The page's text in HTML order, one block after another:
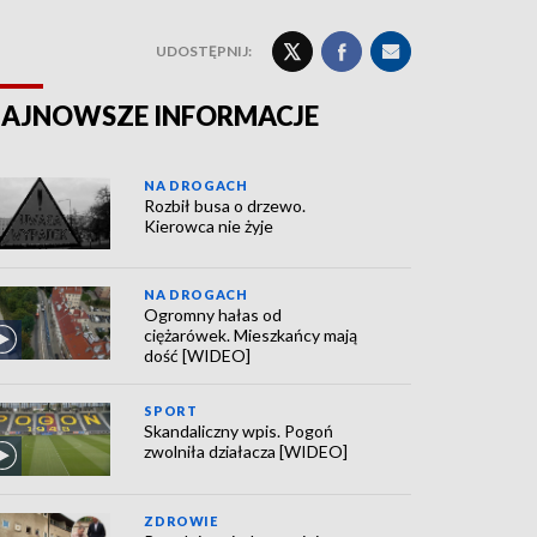
UDOSTĘPNIJ:
INFORMACJE
NA DROGACH
Rozbił busa o drzewo.
Kierowca nie żyje
NA DROGACH
Ogromny hałas od
ciężarówek. Mieszkańcy mają
dość [WIDEO]
SPORT
Skandaliczny wpis. Pogoń
zwolniła działacza [WIDEO]
ZDROWIE